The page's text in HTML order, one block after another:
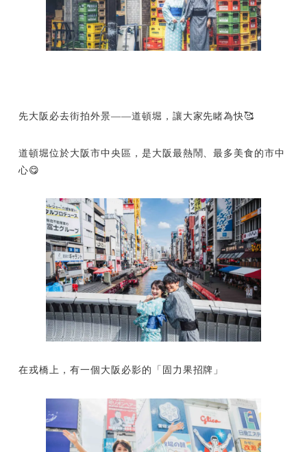
先大阪必去街拍外景——道頓堀，讓大家先睹為快🥰
道頓堀位於大阪市中央區，是大阪最熱鬧、最多美食的市中
心😋
在戎橋上，有一個大阪必影的「固力果招牌」